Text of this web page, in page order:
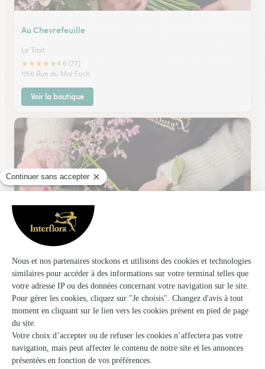
Au Chevrefeuille
Le Trait
★★★★★4.6 (77)
1156 Rue du Mal Foch
Voir la boutique
Au Coin Fleuri
Caudebec en Caux
rue Guillaume Letellier
Voir la boutique